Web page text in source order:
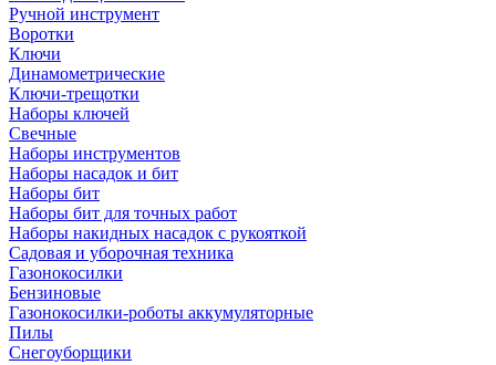
Ручной инструмент
Воротки
Ключи
Динамометрические
Ключи-трещотки
Наборы ключей
Свечные
Наборы инструментов
Наборы насадок и бит
Наборы бит
Наборы бит для точных работ
Наборы накидных насадок с рукояткой
Садовая и уборочная техника
Газонокосилки
Бензиновые
Газонокосилки-роботы аккумуляторные
Пилы
Снегоуборщики